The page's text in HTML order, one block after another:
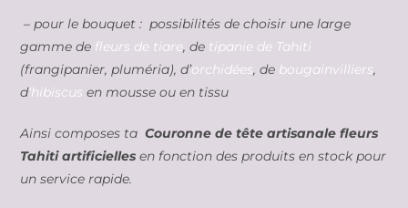
– pour le bouquet : possibilités de choisir une large
gamme de fleurs de tiare, de tipanie de Tahiti
(frangipanier, pluméria), d’orchidées, de bougainvilliers,
d‘hibiscus en mousse ou en tissu
Ainsi composes taCouronne de tête artisanale fleurs
Tahiti artificielles en fonction des produits en stock pour
un service rapide.